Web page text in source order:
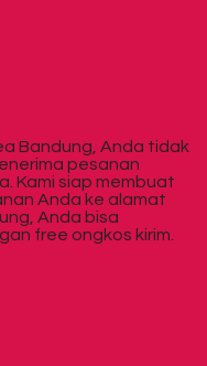
Bandung, Anda tidak
pesanan
Kami siap membuat
Anda ke alamat
Anda bisa
free ongkos kirim.